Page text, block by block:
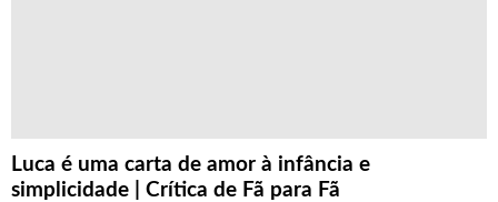
Luca é uma carta de amor à infância e
simplicidade | Crítica de Fã para Fã